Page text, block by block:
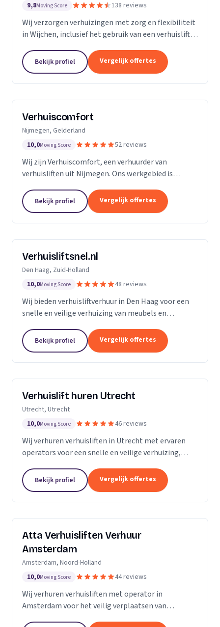
9,8Moving Score 138 reviews
Wij verzorgen verhuizingen met zorg en flexibiliteit
in Wijchen, inclusief het gebruik van een verhuislift
Bekijk profiel Vergelijk offertes
Verhuiscomfort
Nijmegen, Gelderland
10,0Moving Score 52 reviews
Wij zijn Verhuiscomfort, een verhuurder van
verhuisliften uit Nijmegen. Ons werkgebied is
Bekijk profiel Vergelijk offertes
Verhuisliftsnel.nl
Den Haag, Zuid-Holland
10,0Moving Score 48 reviews
Wij bieden verhuisliftverhuur in Den Haag voor een
snelle en veilige verhuizing van meubels en
Bekijk profiel Vergelijk offertes
Verhuislift huren Utrecht
Utrecht, Utrecht
10,0Moving Score 46 reviews
Wij verhuren verhuisliften in Utrecht met ervaren
operators voor een snelle en veilige verhuizing,
Bekijk profiel Vergelijk offertes
Atta Verhuisliften Verhuur
Amsterdam
Amsterdam, Noord-Holland
10,0Moving Score 44 reviews
Wij verhuren verhuisliften met operator in
Amsterdam voor het veilig verplaatsen van